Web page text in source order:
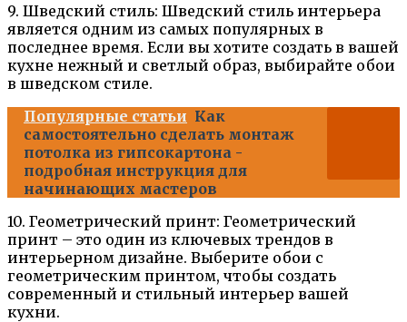
9. Шведский стиль: Шведский стиль интерьера
является одним из самых популярных в
последнее время. Если вы хотите создать в вашей
кухне нежный и светлый образ, выбирайте обои
в шведском стиле.
Популярные статьи Как
самостоятельно сделать монтаж
потолка из гипсокартона -
подробная инструкция для
начинающих мастеров
10. Геометрический принт: Геометрический
принт – это один из ключевых трендов в
интерьерном дизайне. Выберите обои с
геометрическим принтом, чтобы создать
современный и стильный интерьер вашей
кухни.